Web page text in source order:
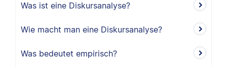
Was ist eine Diskursanalyse?
Wie macht man eine Diskursanalyse?
Was bedeutet empirisch?